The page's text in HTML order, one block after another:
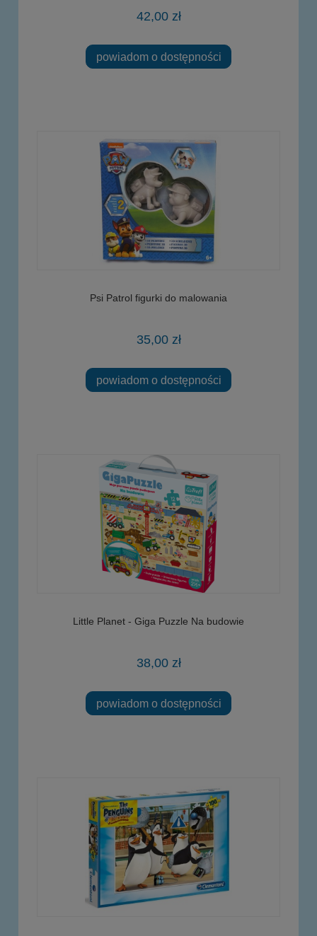
42,00 zł
powiadom o dostępności
Psi Patrol figurki do malowania
35,00 zł
powiadom o dostępności
Little Planet - Giga Puzzle Na budowie
38,00 zł
powiadom o dostępności